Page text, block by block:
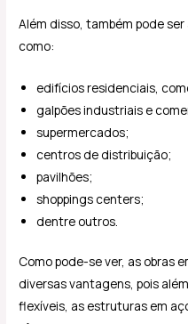
Além disso, também pode
como:
edifícios residenciais,
galpões industriais e
supermercados;
centros de distribuição;
pavilhões;
shoppings centers;
dentre outros.
Como pode-se ver, as obras
diversas vantagens, pois
flexíveis, as estruturas em